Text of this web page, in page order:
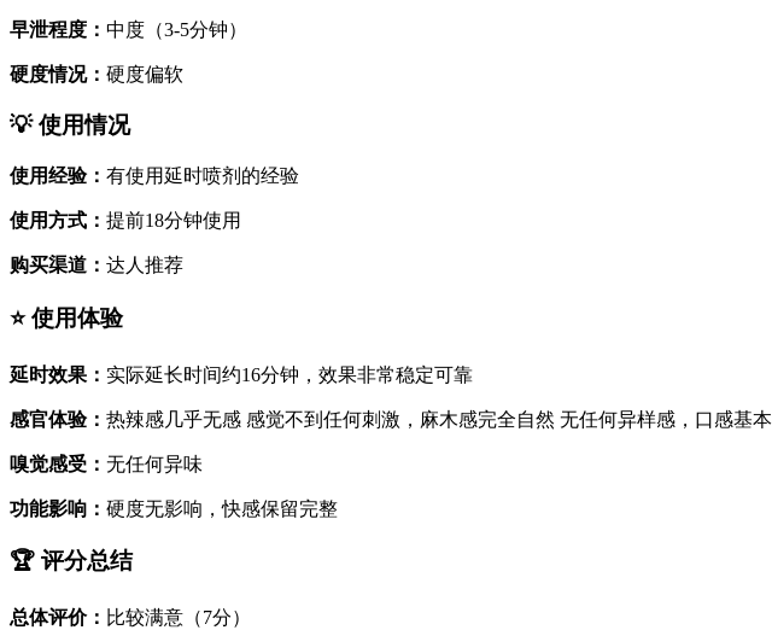
早泄程度： 中度（3-5分钟）
硬度情况： 硬度偏软
💡 使用情况
使用经验： 有使用延时喷剂的经验
使用方式： 提前18分钟使用
购买渠道： 达人推荐
⭐ 使用体验
延时效果： 实际延长时间约16分钟，效果非常稳定可靠
感官体验： 热辣感几乎无感 感觉不到任何刺激，麻木感完全自然 无任何异样感，口感基
嗅觉感受： 无任何异味
功能影响： 硬度无影响，快感保留完整
🏆 评分总结
总体评价： 比较满意（7分）